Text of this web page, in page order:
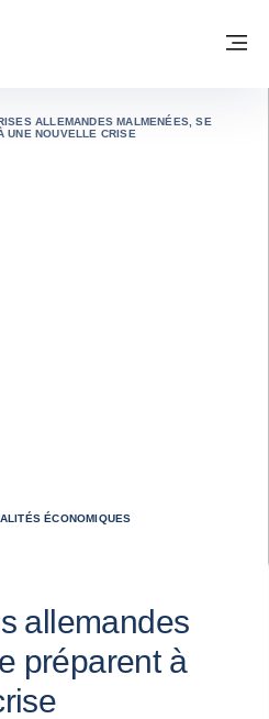
Groupe Coface
ÉCONOMIQUES
ALLEMANDES MALMENÉES, SE
UNE NOUVELLE CRISE
allemandes
préparent à